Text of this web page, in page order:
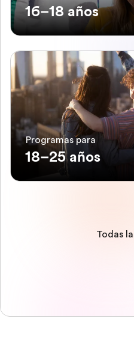
16–18 años
Programas para
18–25 años
Todas